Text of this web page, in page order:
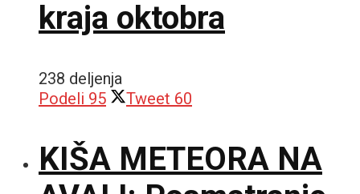
kraja oktobra
238 deljenja
Podeli 95 Tweet 60
KIŠA METEORA NA